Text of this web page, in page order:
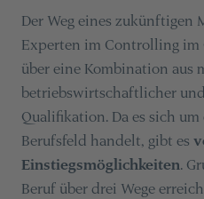
Der Weg eines
Experten im Controlling im
über eine Kombination aus
betriebswirtschaftlicher
Qualifikation. Da es sich
Berufsfeld handelt, gibt es
Einstiegsmöglichkeiten.
Beruf über drei Wege